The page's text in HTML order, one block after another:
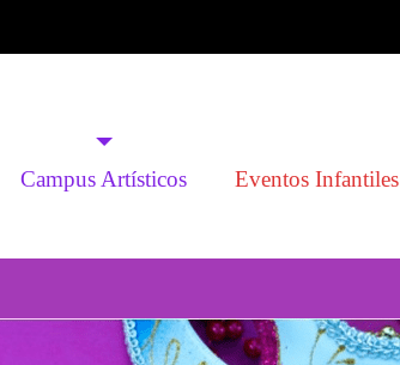
Campus Artísticos Eventos Infantiles